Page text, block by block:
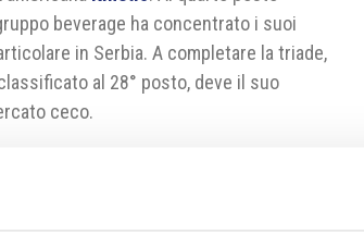
beverage ha concentrato i suoi
in Serbia. A completare la triade,
al 28° posto, deve il suo
ceco.
tre anni. Possono essere incluse
nel Paese in cui sono coinvolti più